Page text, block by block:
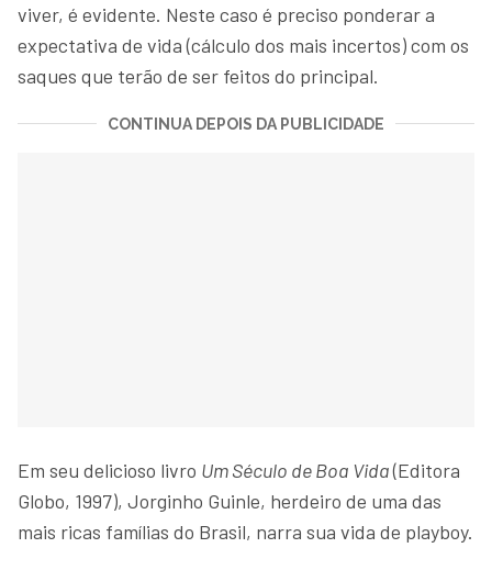
viver, é evidente. Neste caso é preciso ponderar a
expectativa de vida (cálculo dos mais incertos) com os
saques que terão de ser feitos do principal.
CONTINUA DEPOIS DA PUBLICIDADE
Em seu delicioso livro Um Século de Boa Vida(Editora
Globo, 1997), Jorginho Guinle, herdeiro de uma das
mais ricas famílias do Brasil, narra sua vida de playboy.